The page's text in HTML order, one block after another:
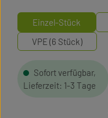
Sofort verfügbar,
Lieferzeit: 1-3 Tage
Einzel-Stück
VPE (6 Stück)